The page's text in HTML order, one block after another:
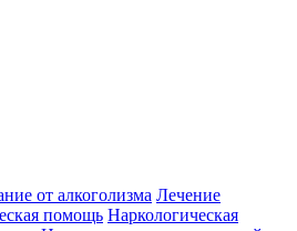
от алкоголизма Лечение
помощь Наркологическая